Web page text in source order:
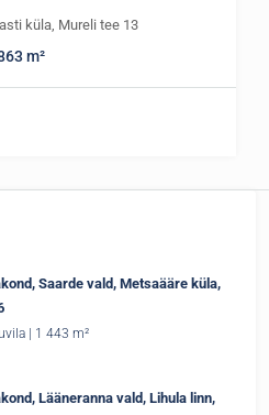
küla, Mureli tee 13
m²
Saarde vald, Metsaääre küla,
| 1 443 m²
Lääneranna vald, Lihula linn,